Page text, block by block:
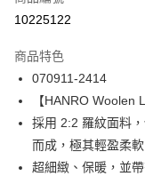
信用卡分期付款
合作金庫商業銀行
華南商業銀行
上海商業儲蓄銀行
國泰世華商業銀行
臺灣中小企業銀行
匯豐（台灣）商業銀行
聯邦商業銀行
Apple Pay
悠遊付
全盈+PAY
10225122
商品特色
070911-2414
【HANRO Woolen
採用 2:2 羅紋面料
而成，極其輕盈柔軟
超細緻、保暖，並